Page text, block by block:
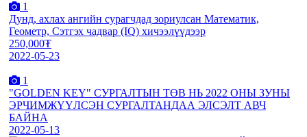
1
Дунд, ахлах ангийн сурагчдад зориулсан Математик,
Геометр, Сэтгэх чадвар (IQ) хичээлүүдээр
250,000₮
2022-05-23
1
"GOLDEN KEY" СУРГАЛТЫН ТӨВ НЬ 2022 ОНЫ ЗУНЫ
ЭРЧИМЖҮҮЛСЭН СУРГАЛТАНДАА ЭЛСЭЛТ АВЧ
БАЙНА
2022-05-13